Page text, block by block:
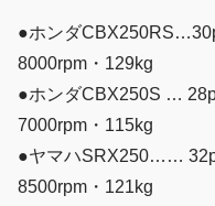
●ホンダ
8000rpm・129kg
●ホンダCBX250S …
7000rpm・115kg
●ヤマハSRX250……
8500rpm・121kg